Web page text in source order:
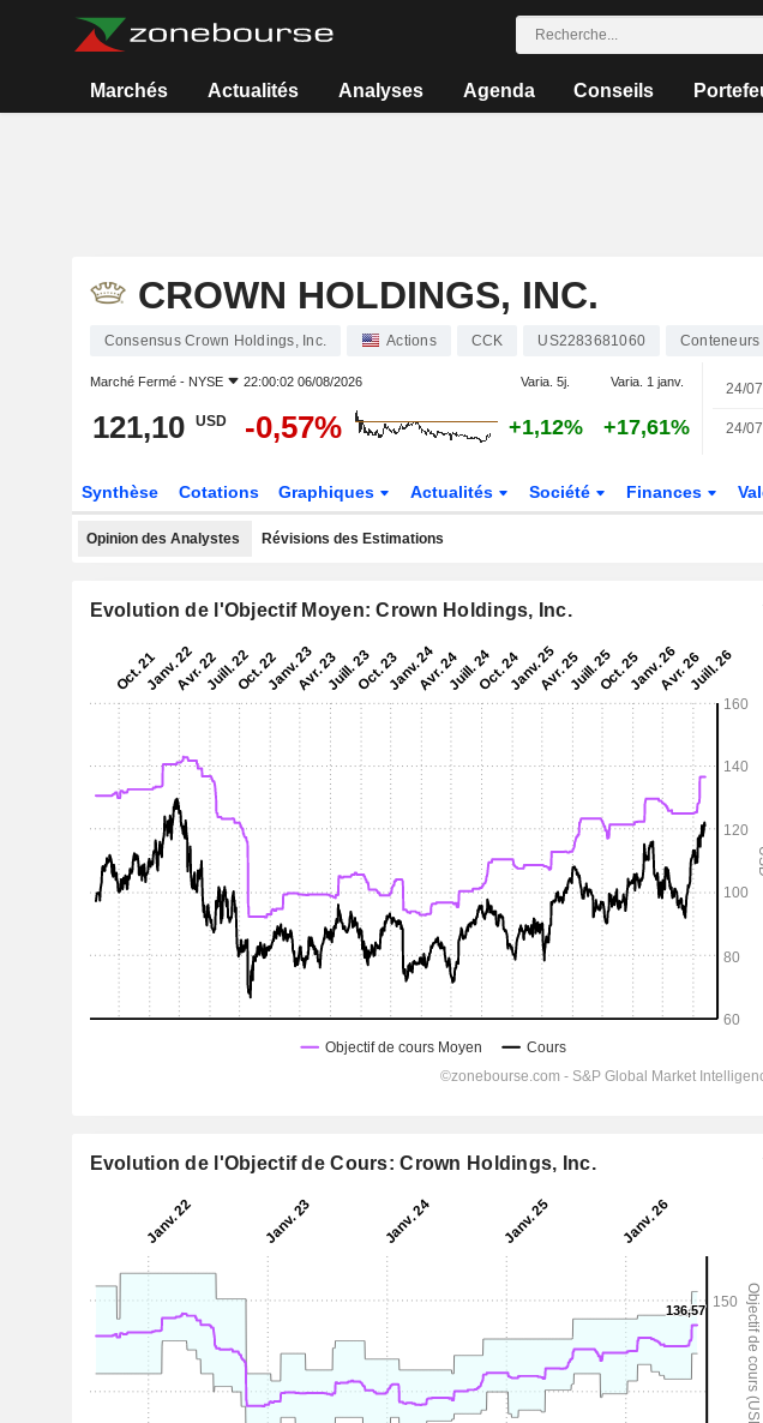
Marchés Actualités Analyses Agenda Conseils
CROWN HOLDINGS, INC.
Consensus Crown Holdings, Inc. Actions CCK US2283681060
Marché Fermé - NYSE 22:00:02 06/08/2026 Varia. 5j. Varia. 1 janv.
121,10 USD -0,57% +1,12% +17,61%
24/07
24/07
Synthèse Cotations Graphiques Actualités Société Finances
Opinion des Analystes Révisions des Estimations
Evolution de l'Objectif Moyen: Crown Holdings, Inc.
Evolution de l'Objectif de Cours: Crown Holdings, Inc.